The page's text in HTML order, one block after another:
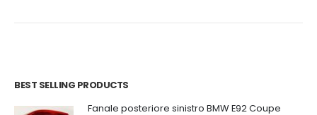
BEST SELLING PRODUCTS
Fanale posteriore sinistro BMW E92 Coupe